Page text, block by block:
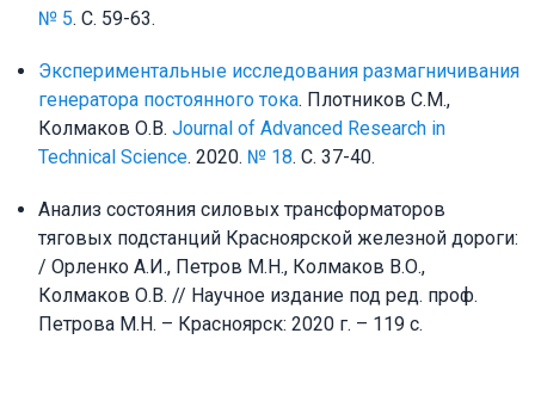
№ 5. С. 59-63.
Экспериментальные исследования размагничивания
генератора постоянного тока. Плотников С.М.,
Колмаков О.В. Journal of Advanced Research in
Technical Science. 2020. № 18. С. 37-40.
Анализ состояния силовых трансформаторов
тяговых подстанций Красноярской железной дороги:
/ Орленко А.И., Петров М.Н., Колмаков В.О.,
Колмаков О.В. // Научное издание под ред. проф.
Петрова М.Н. – Красноярск: 2020 г. – 119 с.